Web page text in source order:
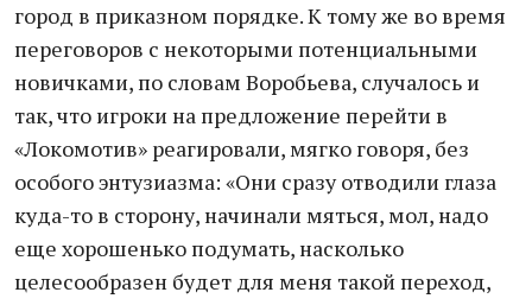
город в приказном порядке. К тому же во время
переговоров с некоторыми потенциальными
новичками, по словам Воробьева, случалось и
так, что игроки на предложение перейти в
«Локомотив» реагировали, мягко говоря, без
особого энтузиазма: «Они сразу отводили глаза
куда-то в сторону, начинали мяться, мол, надо
еще хорошенько подумать, насколько
целесообразен будет для меня такой переход,